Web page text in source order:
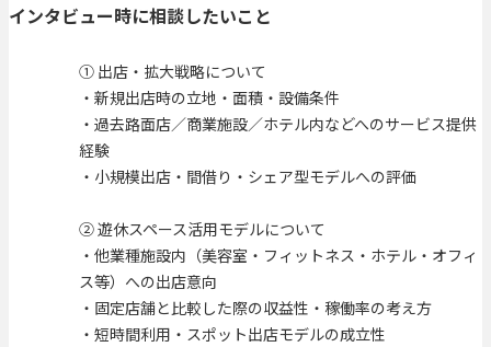
インタビュー時に相談したいこと
① 出店・拡大戦略について
・新規出店時の立地・面積・設備条件
・過去路面店／商業施設／ホテル内などへのサービス提供
経験
・小規模出店・間借り・シェア型モデルへの評価
② 遊休スペース活用モデルについて
・他業種施設内（美容室・フィットネス・ホテル・オフィ
ス等）への出店意向
・固定店舗と比較した際の収益性・稼働率の考え方
・短時間利用・スポット出店モデルの成立性